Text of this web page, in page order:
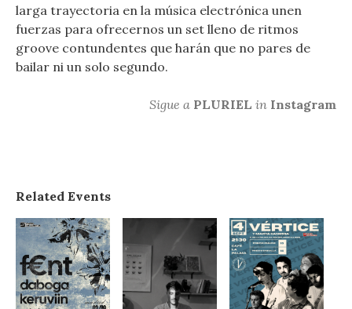
larga trayectoria en la música electrónica unen
fuerzas para ofrecernos un set lleno de ritmos
groove contundentes que harán que no pares de
bailar ni un solo segundo.
Sigue a PLURIEL in Instagram
Related Events